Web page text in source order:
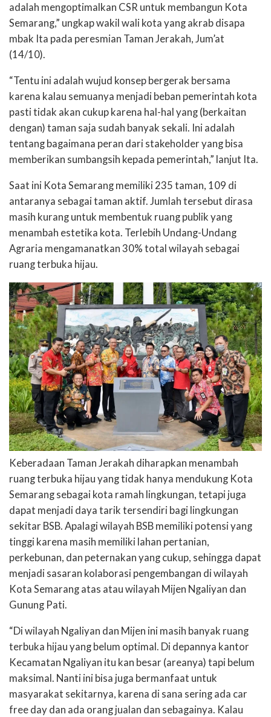
adalah mengoptimalkan CSR untuk membangun Kota
Semarang,” ungkap wakil wali kota yang akrab disapa
mbak Ita pada peresmian Taman Jerakah, Jum’at
(14/10).
“Tentu ini adalah wujud konsep bergerak bersama
karena kalau semuanya menjadi beban pemerintah kota
pasti tidak akan cukup karena hal-hal yang (berkaitan
dengan) taman saja sudah banyak sekali. Ini adalah
tentang bagaimana peran dari stakeholder yang bisa
memberikan sumbangsih kepada pemerintah,” lanjut Ita.
Saat ini Kota Semarang memiliki 235 taman, 109 di
antaranya sebagai taman aktif. Jumlah tersebut dirasa
masih kurang untuk membentuk ruang publik yang
menambah estetika kota. Terlebih Undang-Undang
Agraria mengamanatkan 30% total wilayah sebagai
ruang terbuka hijau.
Keberadaan Taman Jerakah diharapkan menambah
ruang terbuka hijau yang tidak hanya mendukung Kota
Semarang sebagai kota ramah lingkungan, tetapi juga
dapat menjadi daya tarik tersendiri bagi lingkungan
sekitar BSB. Apalagi wilayah BSB memiliki potensi yang
tinggi karena masih memiliki lahan pertanian,
perkebunan, dan peternakan yang cukup, sehingga dapat
menjadi sasaran kolaborasi pengembangan di wilayah
Kota Semarang atas atau wilayah Mijen Ngaliyan dan
Gunung Pati.
“Di wilayah Ngaliyan dan Mijen ini masih banyak ruang
terbuka hijau yang belum optimal. Di depannya kantor
Kecamatan Ngaliyan itu kan besar (areanya) tapi belum
maksimal. Nanti ini bisa juga bermanfaat untuk
masyarakat sekitarnya, karena di sana sering ada car
free day dan ada orang jualan dan sebagainya. Kalau